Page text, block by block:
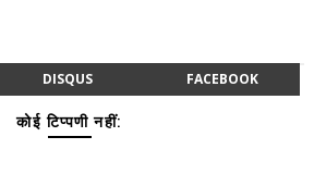
DISQUS FACEBOOK
कोई टिप्पणी नहीं: